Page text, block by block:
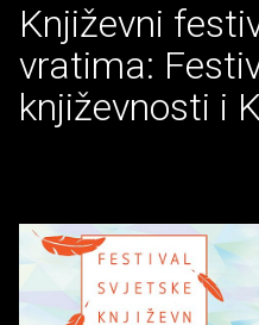
Književni
vratima:
književnosti i